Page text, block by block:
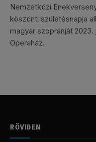
Nemzetközi
köszönti születésnapja
magyar szopránját 2023.
Operaház.
RÖVIDEN